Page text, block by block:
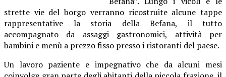
strette vie del borgo verranno ricostruite alcune tappe
rappresentative la storia della Befana, il tutto
accompagnato da assaggi gastronomici, attività per
bambini e menù a prezzo fisso presso i ristoranti del paese.
Un lavoro paziente e impegnativo che da alcuni mesi